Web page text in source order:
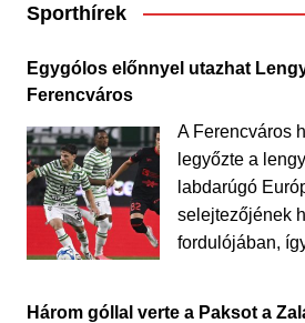
Sporthírek
Egygólos előnnyel utazhat
Ferencváros
A Ferencváros
legyőzte a
labdarúgó
selejtezőjének
fordulójában,
Három góllal verte a Paksot a